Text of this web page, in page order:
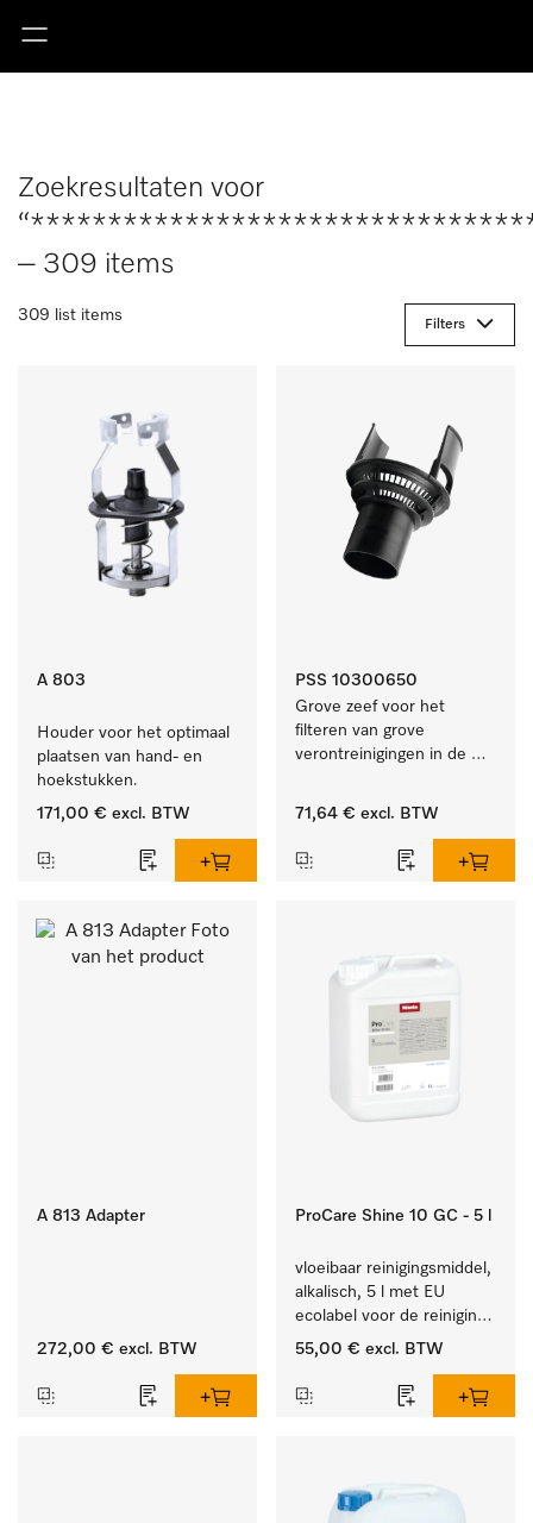
Zoekresultaten voor
– 309 items
309 list items
Filters
A 803
Houder voor het optimaal
plaatsen van hand- en
hoekstukken.
171,00 € excl. BTW
PSS 10300650
Grove zeef voor het
filteren van grove
verontreinigingen in de
71,64 € excl. BTW
A 813 Adapter
272,00 € excl. BTW
ProCare Shine 10 GC - 5 l
vloeibaar reinigingsmiddel,
alkalisch, 5 l met EU
ecolabel voor de reiniging
van alledaags vuil op
glazen.
55,00 € excl. BTW